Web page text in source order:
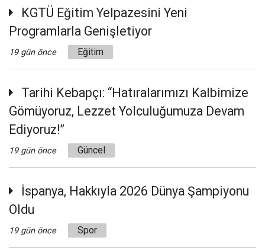
KGTÜ Eğitim Yelpazesini Yeni
Programlarla Genişletiyor
19 gün önce Eğitim
Tarihi Kebapçı: “Hatıralarımızı Kalbimize
Gömüyoruz, Lezzet Yolculuğumuza Devam
Ediyoruz!”
19 gün önce Güncel
İspanya, Hakkıyla 2026 Dünya Şampiyonu
Oldu
19 gün önce Spor